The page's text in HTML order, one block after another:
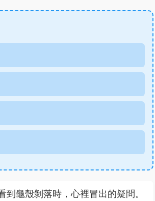
龜殼剝落時，心裡冒出的疑問。